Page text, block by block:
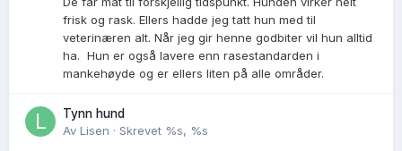
frisk og rask. Ellers hadde jeg tatt hun med til
veterinæren alt. Når jeg gir henne godbiter vil hun alltid
ha. Hun er også lavere enn rasestandarden i
mankehøyde og er ellers liten på alle områder.
Tynn hund
Av Lisen · Skrevet %s, %s